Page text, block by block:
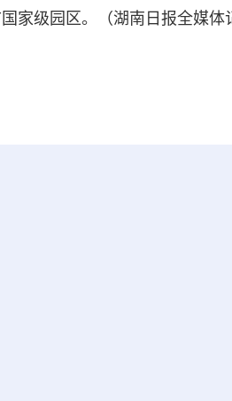
家级园区。（湖南日报全媒体